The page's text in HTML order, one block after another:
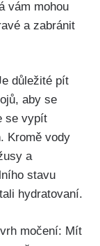
vám ⁤mohou
a ‌zabránit‍
důležité pít
aby se⁣
se vypít
Kromě⁢ vody
a
stavu
hydratovaní.
močení:​ Mít⁢